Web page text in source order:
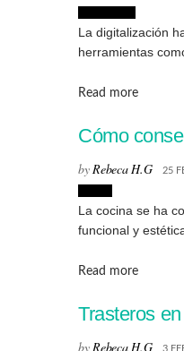
La digitalización
herramientas
Read moreDetails
Cómo
byRebeca H.G 25
La cocina se ha
funcional y
Read moreDetails
Trasteros
by Rebeca H.G 3